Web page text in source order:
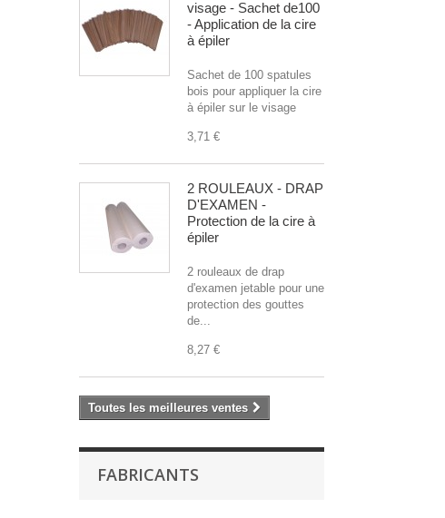
visage - Sachet de100
- Application de la cire
à épiler
Sachet de 100 spatules
bois pour appliquer la cire
à épiler sur le visage
3,71 €
2 ROULEAUX - DRAP
D'EXAMEN -
Protection de la cire à
épiler
2 rouleaux de drap
d'examen jetable pour une
protection des gouttes
de...
8,27 €
Toutes les meilleures ventes
FABRICANTS